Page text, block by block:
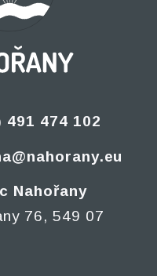
491 474 102
Nahořany
76, 549 07